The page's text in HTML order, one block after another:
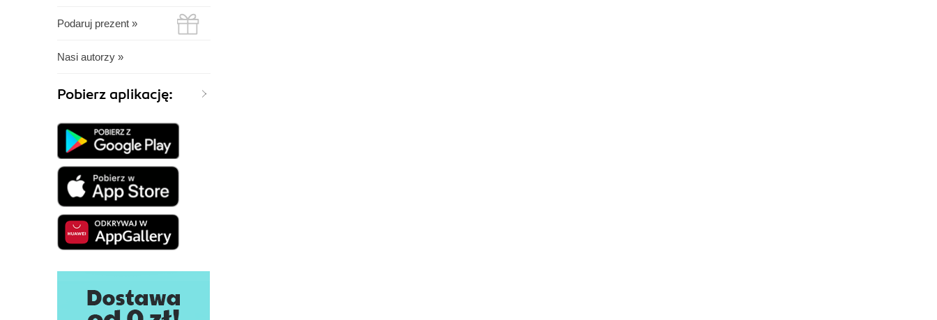
Podaruj prezent »
Nasi autorzy »
Pobierz aplikację: